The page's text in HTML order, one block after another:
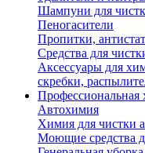
Шампуни для
Пеногасители
Пропитки,
Средства для
Аксессуары для
скребки,
Профессиональная
Автохимия
Химия для чистки
Моющие средства